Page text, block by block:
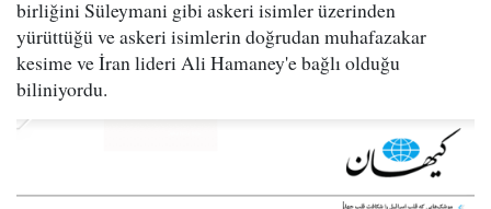
birliğini Süleymani gibi askeri isimler üzerinden
yürüttüğü ve askeri isimlerin doğrudan muhafazakar
kesime ve İran lideri Ali Hamaney'e bağlı olduğu
biliniyordu.